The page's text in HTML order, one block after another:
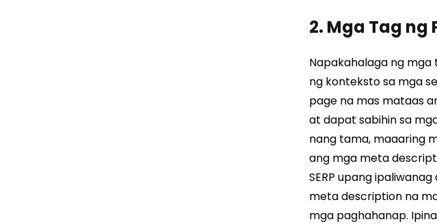
2. Mga Tag
Napakahalaga ng
ng konteksto sa mga
page na mas mataas
at dapat sabihin sa
nang tama, maaaring
ang mga meta
SERP upang
meta description na
mga paghahanap.